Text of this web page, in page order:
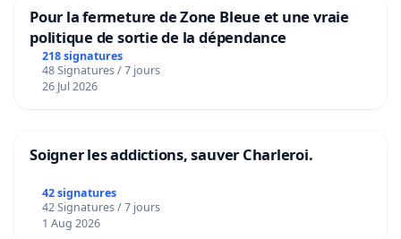
Pour la fermeture de Zone Bleue et une vraie
politique de sortie de la dépendance
218 signatures
48 Signatures / 7 jours
26 Jul 2026
Soigner les addictions, sauver Charleroi.
42 signatures
42 Signatures / 7 jours
1 Aug 2026